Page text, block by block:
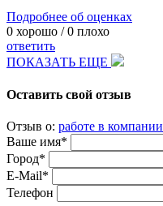
Подробнее об оценках
0 хорошо /0 плохо
ответить
ПОКАЗАТЬ ЕЩЕ
Оставить свой отзыв
Отзыв о: работе в компании
Ваше имя*
Город*
E-Mail*
Телефон